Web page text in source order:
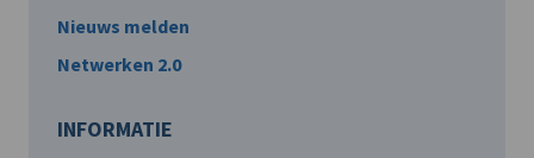
Nieuws melden
Netwerken 2.0
INFORMATIE